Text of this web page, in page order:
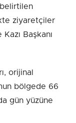
belirtilen
ziyaretçiler
Başkanı
orijinal
bölgede 66
gün yüzüne